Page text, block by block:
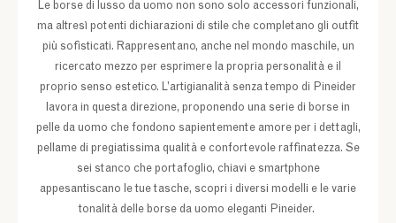
Le borse di lusso da uomo non sono solo accessori funzionali,
ma altresì potenti dichiarazioni di stile che completano gli outfit
più sofisticati. Rappresentano, anche nel mondo maschile, un
ricercato mezzo per esprimere la propria personalità e il
proprio senso estetico. L’artigianalità senza tempo di Pineider
lavora in questa direzione, proponendo una serie di borse in
pelle da uomo che fondono sapientemente amore per i dettagli,
pellame di pregiatissima qualità e confortevole raffinatezza. Se
sei stanco che portafoglio, chiavi e smartphone
appesantiscano le tue tasche, scopri i diversi modelli e le varie
tonalità delle borse da uomo eleganti Pineider.